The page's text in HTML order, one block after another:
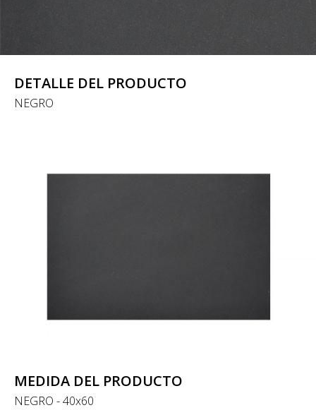
DETALLE DEL PRODUCTO
NEGRO
MEDIDA DEL PRODUCTO
NEGRO - 40x60